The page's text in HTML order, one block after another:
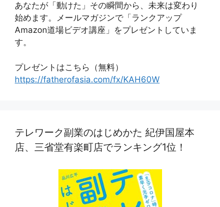
あなたが「動けた」その瞬間から、未来は変わり
始めます。メールマガジンで「ランクアップ
Amazon道場ビデオ講座」をプレゼントしていま
す。
プレゼントはこちら（無料）
https://fatherofasia.com/fx/KAH60W
テレワーク副業のはじめかた 紀伊国屋本
店、三省堂有楽町店でランキング1位！